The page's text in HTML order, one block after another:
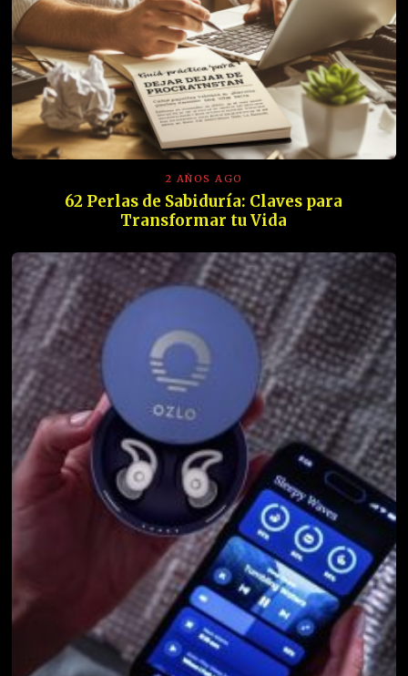
2 AÑOS AGO
62 Perlas de Sabiduría: Claves para
Transformar tu Vida